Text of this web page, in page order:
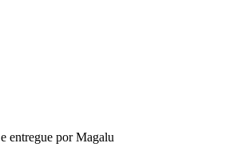
e entregue por Magalu